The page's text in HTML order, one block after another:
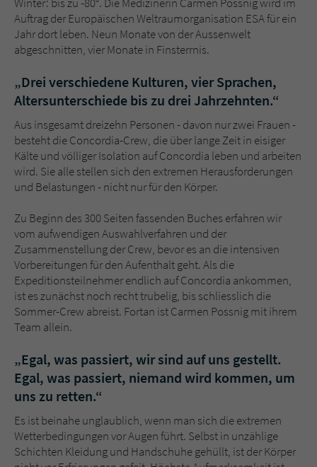
Auftrag der Europäischen Weltraumorganisation ESA für ein
Jahr dort leben. Neun Monate von der Aussenwelt
abgeschnitten, vier Monate in Finsterrnis.
„Drei verschiedene Kulturen, vier Sprachen,
Altersunterschiede bis zu drei Jahrzehnten.“
Aus insgesamt dreizehn Personen - davon nur zwei Frauen -
besteht die Concordia-Crew, die über lange Zeit in eisiger
Kälte und völliger Isolation auf Concordia leben und arbeiten
wird. Sie alle stellen sich den extremen Herausforderungen
und Belastungen - nicht nur für den Körper.
Zu Beginn des 300 Seiten fassenden Buches erfahren wir
vom aufwendigen Auswahlverfahren und der
Zusammenstellung der Crew, bevor es an die intensiven
Vorbereitungen für den Aufenthalt geht. Als die
Expeditionsteilnehmer endlich auf Concordia ankommen,
ist es zunächst noch recht trubelig, bis schliesslich die
Sommer-Crew abreist. Fortan ist Carmen Possnig mit ihrem
Team allein.
„Egal, was passiert, wir sind auf uns gestellt.
Egal, was passiert, niemand wird kommen, um
uns zu retten.“
Es ist beinahe unglaublich, wenn man sich die extremen
Wetterbedingungen vor Augen führt. Selbst in unzählige
Schichten Kleidung und Handschuhe gehüllt, ist der Körper
Sicherheitscode des Kontaktformulars zu
überprüfen.